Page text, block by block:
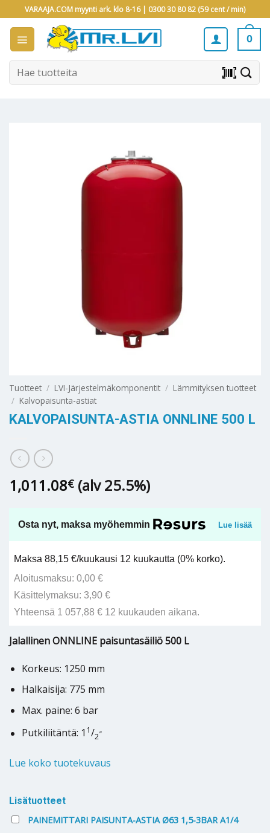
to
content
VARAAJA.COM myynti ark. klo 8-16 | 0300 30 80 82 (59 cent / min)
0
Etsi: barcode_scanner
Tuotteet / LVI-Järjestelmäkomponentit / Lämmityksen tuotteet
/ Kalvopaisunta-astiat
KALVOPAISUNTA-ASTIA ONNLINE 500 L
1,011.08€ (alv 25.5%)
Osta nyt, maksa myöhemmin Lue lisää
Maksa 88,15 €/kuukausi 12 kuukautta (0% korko).
Aloitusmaksu: 0,00 €
Käsittelymaksu: 3,90 €
Yhteensä 1 057,88 € 12 kuukauden aikana.
Jalallinen ONNLINE paisuntasäiliö 500 L
Korkeus: 1250 mm
Halkaisija: 775 mm
Max. paine: 6 bar
Putkiliitäntä: 1 1/2”
Lue koko tuotekuvaus
Lisätuotteet
PAINEMITTARI PAISUNTA-ASTIA Ø63 1,5-3BAR A1/4